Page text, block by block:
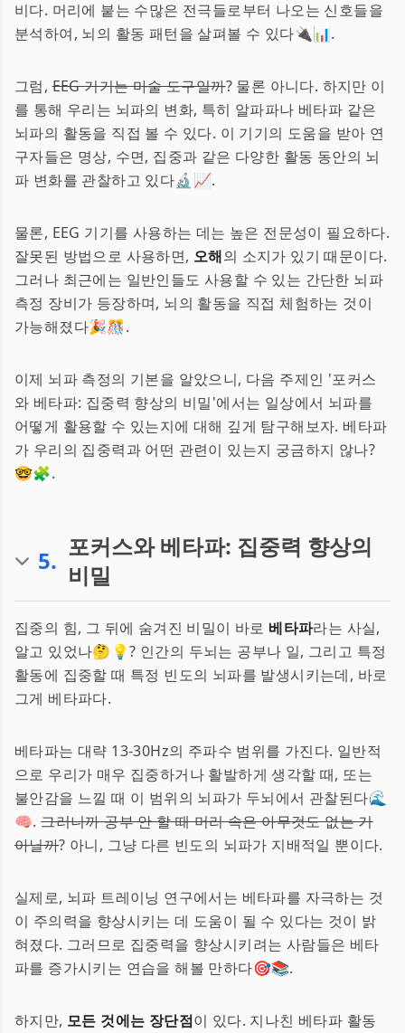
비다. 머리에 붙는 수많은 전극들로부터 나오는 신호들을
분석하여, 뇌의 활동 패턴을 살펴볼 수 있다🔌📊.
그럼,EEG 기기는 마술 도구일까? 물론 아니다. 하지만 이
를 통해 우리는 뇌파의 변화, 특히 알파파나 베타파 같은
뇌파의 활동을 직접 볼 수 있다. 이 기기의 도움을 받아 연
구자들은 명상, 수면, 집중과 같은 다양한 활동 동안의 뇌
파 변화를 관찰하고 있다🔬📈.
물론, EEG 기기를 사용하는 데는 높은 전문성이 필요하다.
잘못된 방법으로 사용하면, 오해의 소지가 있기 때문이다.
그러나 최근에는 일반인들도 사용할 수 있는 간단한 뇌파
측정 장비가 등장하며, 뇌의 활동을 직접 체험하는 것이
가능해졌다🎉🎊.
이제 뇌파 측정의 기본을 알았으니, 다음 주제인 '포커스
와 베타파: 집중력 향상의 비밀'에서는 일상에서 뇌파를
어떻게 활용할 수 있는지에 대해 깊게 탐구해보자. 베타파
가 우리의 집중력과 어떤 관련이 있는지 궁금하지 않나?
🤓🧩.
5. 포커스와 베타파: 집중력 향상의
비밀
집중의 힘, 그 뒤에 숨겨진 비밀이 바로 베타파라는 사실,
알고 있었나🤔💡? 인간의 두뇌는 공부나 일, 그리고 특정
활동에 집중할 때 특정 빈도의 뇌파를 발생시키는데, 바로
그게 베타파다.
베타파는 대략 13-30Hz의 주파수 범위를 가진다. 일반적
으로 우리가 매우 집중하거나 활발하게 생각할 때, 또는
불안감을 느낄 때 이 범위의 뇌파가 두뇌에서 관찰된다🌊
🧠.그러니까 공부 안 할 때 머리 속은 아무것도 없는 거
아닐까? 아니, 그냥 다른 빈도의 뇌파가 지배적일 뿐이다.
실제로, 뇌파 트레이닝 연구에서는 베타파를 자극하는 것
이 주의력을 향상시키는 데 도움이 될 수 있다는 것이 밝
혀졌다. 그러므로 집중력을 향상시키려는 사람들은 베타
파를 증가시키는 연습을 해볼 만하다🎯📚.
하지만, 모든 것에는 장단점이 있다. 지나친 베타파 활동